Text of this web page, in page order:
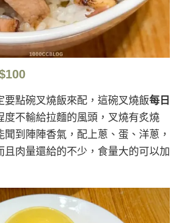
要點碗叉燒飯來配，這碗叉燒飯每日
度不輸給拉麵的風頭，叉燒有炙燒
到陣陣香氣，配上蔥、蛋、洋蔥，
且肉量還給的不少，食量大的可以加